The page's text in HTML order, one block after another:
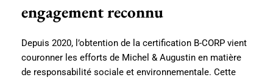
engagement reconnu
Depuis 2020, l’obtention de la certification B-CORP vient
couronner les efforts de Michel & Augustin en matière
de responsabilité sociale et environnementale. Cette